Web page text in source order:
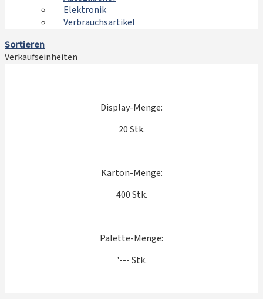
Elektronik
Verbrauchsartikel
Sortieren
Verkaufseinheiten
Display-Menge:
20 Stk.
Karton-Menge:
400 Stk.
Palette-Menge:
'--- Stk.